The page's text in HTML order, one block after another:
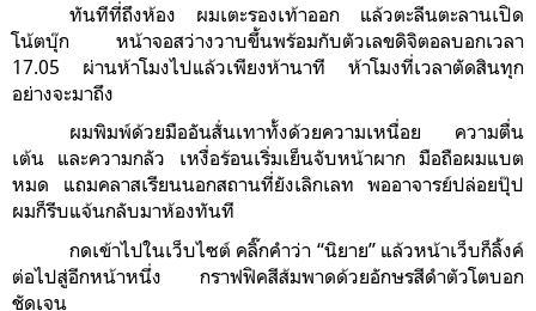
ทันทีท่ี่ถึงห้อง ผมเตะรองเท้าออก แล้วตะลีนตะลานเปิด
โน้ตบุ๊ก หน้าจอสว่างวาบขึ้นพร้อมกับตัวเลขดิจิตอลบอกเวลา
17.05 ผ่านห้าโมงไปแล้วเพียงห้านาที ห้าโมงที่เวลาตัดสินทุก
อย่างจะมาถึง
ผมพิมพ์ด้วยมืออันสั่นเทาทั้งด้วยความเหนื่อย ความตื่น
เต้น และความกลัว เหงื่อร้อนเริ่มเย็นจับหน้าผาก มือถือผมแบต
หมด แถมคลาสเรียนนอกสถานที่ยังเลิกเลท พออาจารย์ปล่อยปุ๊ป
ผมก็รีบแจ้นกลับมาห้องทันที
กดเข้าไปในเว็บไซต์ คลิ๊กคำว่า “นิยาย” แล้วหน้าเว็บก็ลิ้งค์
ต่อไปสู่อีกหน้าหนึ่ง กราฟฟิคสีส้มพาดด้วยอักษรสีดำตัวโตบอก
ชัดเจน